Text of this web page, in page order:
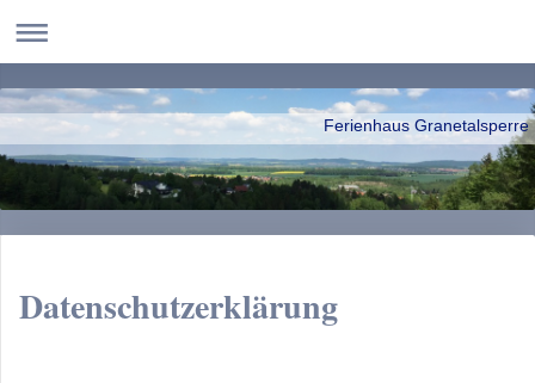
Ferienhaus Granetalsperre
Datenschutzerklärung